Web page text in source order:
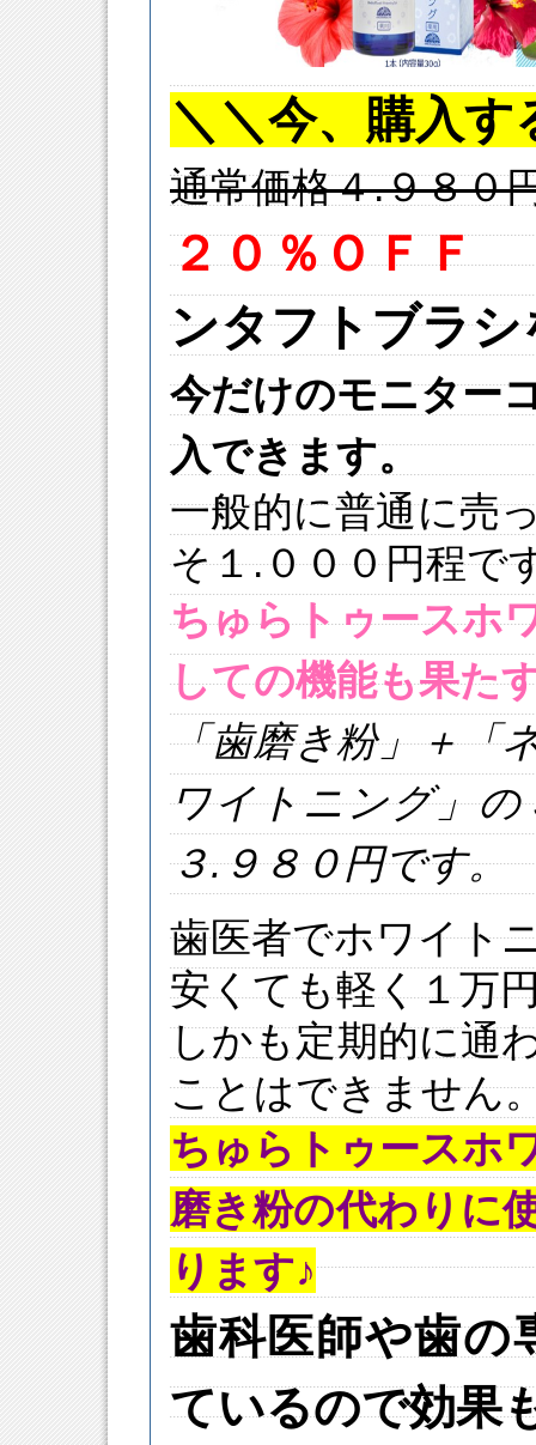
＼＼今、購入
通常価格４.９８０
２０％ＯＦＦ
ンタフトブラ
今だけのモニター
入できます。
一般的に普通に売
そ１.０００円程で
ちゅらトゥースホ
しての機能も果た
「歯磨き粉」＋「
ワイトニング」
３.９８０円です。
歯医者でホワイト
安くても軽く１万
しかも定期的に通
ことはできません
ちゅらトゥースホ
磨き粉の代わりに
ります♪
歯科医師や歯の
ているので効果